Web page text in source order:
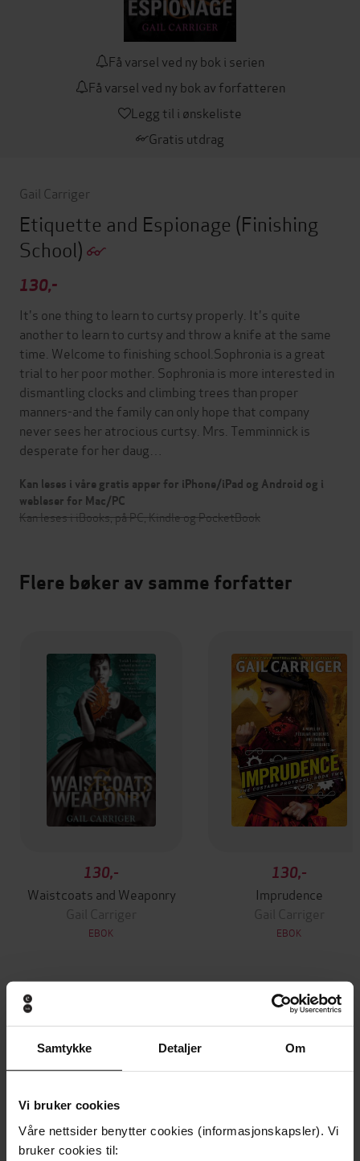
Samtykke Detaljer Om
Vi bruker cookies
Våre nettsider benytter cookies (informasjonskapsler). Vi
bruker cookies til:
Få varsel ved ny bok i serien
Få varsel ved ny bok av forfatteren
Legg til i ønskeliste
Gratis utdrag
Gail Carriger
Etiquette and Espionage (Finishing
School)
130,-
It's one thing to learn to curtsy properly. It's quite
another to learn to curtsy and throw a knife at the same
time. Welcome to finishing school.Sophronia is a great
trial to her poor mother. Sophronia is more interested in
dismantling clocks and climbing trees than proper
manners-and the family can only hope that company
never sees her atrocious curtsy. Mrs. Temminnick is
desperate for her daug…
Kan leses i våre gratis apper for iPhone/iPad og Android og i
webleser for Mac/PC
Kan leses i iBooks, på PC, Kindle og PocketBook
Flere bøker av samme forfatter
130,-
Waistcoats and Weaponry
Gail Carriger
EBOK
130,-
Imprudence
Gail Carriger
EBOK
Andre har også kjøpt